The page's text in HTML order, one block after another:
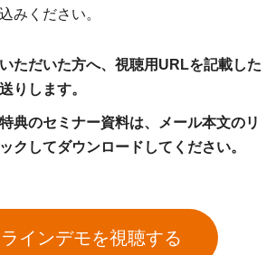
みください。
ただいた方へ、視聴用URLを記載した
りします。
典のセミナー資料は、メール本文のリ
クしてダウンロードしてください。
インデモを視聴する